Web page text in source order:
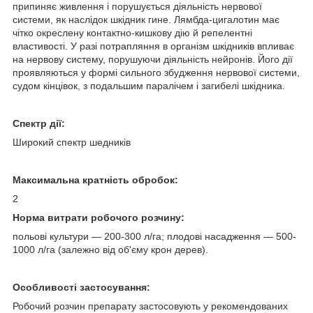
припиняє живлення і порушується діяльність нервової
системи, як наслідок шкідник гине. Лямбда-цигалотин має
чітко окреслену контактно-кишкову дію й репелентні
властивості. У разі потрапляння в організм шкідників впливає
на нервову систему, порушуючи діяльність нейронів. Його дії
проявляються у формі сильного збудження нервової системи,
судом кінцівок, з подальшим паралічем і загибелі шкідника.
Спектр дії:
Широкий спектр шедників
Максимальна кратність обробок:
2
Норма витрати робочого розчину:
польові культури — 200-300 л/га; плодові насадження — 500-
1000 л/га (залежно від об'єму крон дерев).
Особливості застосування:
Робочий розчин препарату застосовують у рекомендованих